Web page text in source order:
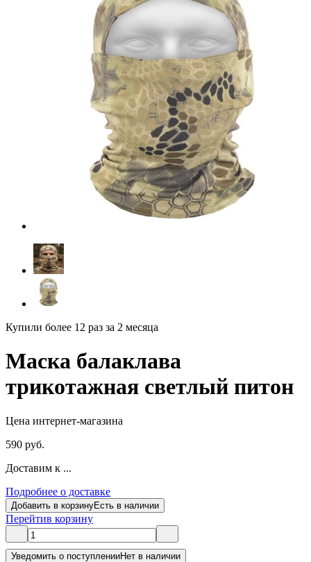
Купили более 12 раз за 2 месяца
Маска балаклава
трикотажная светлый питон
Цена интернет-магазина
590 руб.
Доставим к ...
Подробнее о доставке
Добавить в корзинуЕсть в наличии
Перейтив корзину
Уведомить о поступленииНет в наличии